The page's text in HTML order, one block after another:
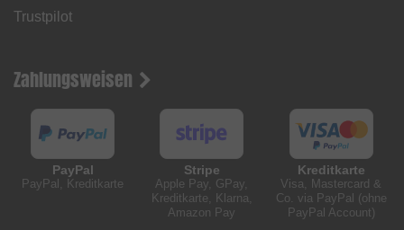
Trustpilot
Zahlungsweisen
PayPal
PayPal, Kreditkarte
Stripe
Apple Pay, GPay,
Kreditkarte, Klarna,
Amazon Pay
Kreditkarte
Visa, Mastercard &
Co. via PayPal (ohne
PayPal Account)